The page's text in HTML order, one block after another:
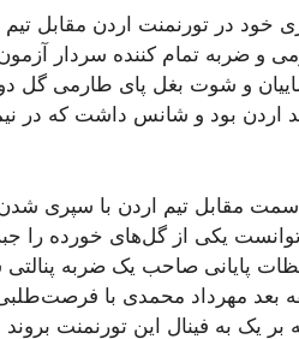
خود در تورنمنت اردن مقابل تیم
عمق مهدی طارمی و ضربه تمام کننده سردار
زمینی رامین رضاییان و شوت بغل پای طارمی
اردن بود و شانس داشت که در
سمت مقابل تیم اردن با سپری
توسط یزن النعیمات توانست یکی از گل‌های خورده
پایانی صاحب یک ضربه
بعد مهرداد محمدی با
یک به فینال این تورنمنت